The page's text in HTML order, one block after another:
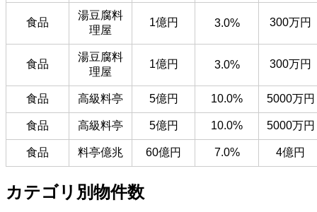
食品
湯豆腐料
理屋
1億円 3.0% 300万円
食品
湯豆腐料
理屋
1億円 3.0% 300万円
食品 高級料亭 5億円 10.0% 5000万円
食品 高級料亭 5億円 10.0% 5000万円
食品 料亭億兆 60億円 7.0% 4億円
カテゴリ別物件数